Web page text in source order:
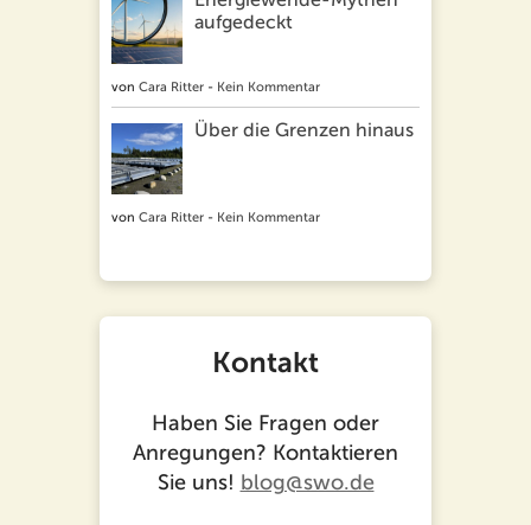
aufgedeckt
von Cara Ritter - Kein Kommentar
Über die Grenzen hinaus
von Cara Ritter - Kein Kommentar
Kontakt
Haben Sie Fragen oder
Anregungen? Kontaktieren
Sie uns! blog@swo.de